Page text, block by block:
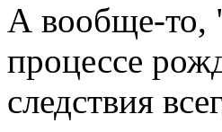
А вообще-то,
процессе
следствия